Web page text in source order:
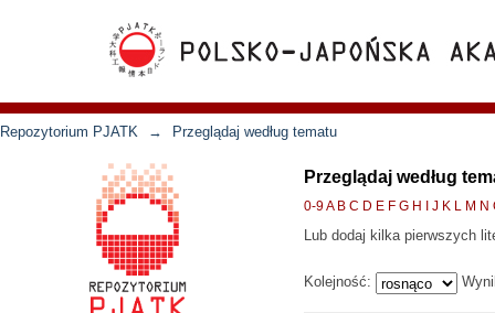
Repozytorium PJATK → Przeglądaj według tematu
Przeglądaj według
0-9A B C D E F G H J K L M N
Lub dodaj kilka pierwszych
Kolejność: